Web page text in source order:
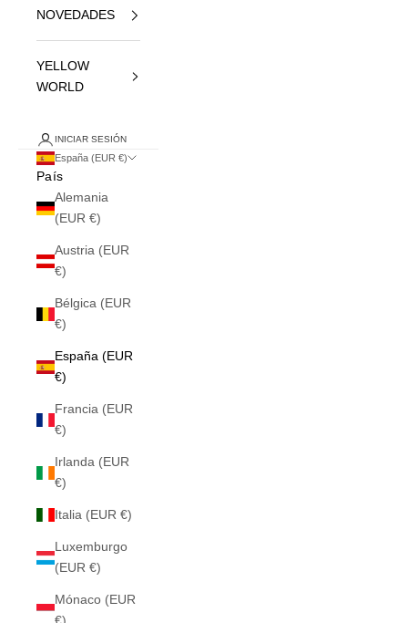
NOVEDADES
YELLOW
WORLD
INICIAR SESIÓN
España (EUR €)
País
Alemania
(EUR €)
Austria (EUR
€)
Bélgica (EUR
€)
España (EUR
€)
Francia (EUR
€)
Irlanda (EUR
€)
Italia (EUR €)
Luxemburgo
(EUR €)
Mónaco (EUR